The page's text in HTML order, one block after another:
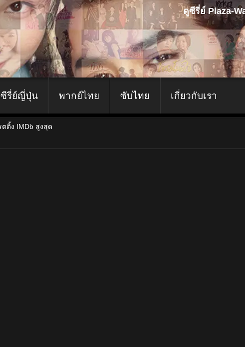
ดูซีรี่ย์ Plaza-
ซีรี่ย์ญี่ปุ่น พากย์ไทย ซับไทย เกี่ยวกับเรา
ตติ้ง IMDb สูงสุด